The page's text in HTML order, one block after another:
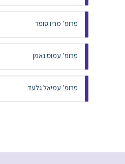
פרופ' דמיטרי יניקייב
פרופ' ליבוביץ דן
פרופ' מריו סופר
פרופ' עמוס נאמן